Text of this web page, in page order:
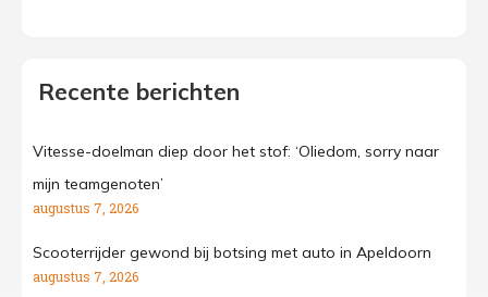
Recente berichten
Vitesse-doelman diep door het stof: ‘Oliedom, sorry naar
mijn teamgenoten’
augustus 7, 2026
Scooterrijder gewond bij botsing met auto in Apeldoorn
augustus 7, 2026